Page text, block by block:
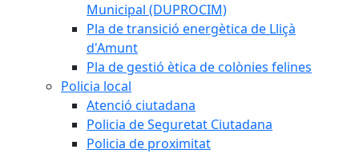
Municipal (DUPROCIM)
Pla de transició energètica de Lliçà
d'Amunt
Pla de gestió ètica de colònies felines
Policia local
Atenció ciutadana
Policia de Seguretat Ciutadana
Policia de proximitat